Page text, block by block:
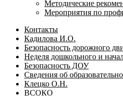
Методические
Мероприятия по
Контакты
Кадилова И.О.
Безопасность дорожного
Неделя дошкольного и
Безопасность ДОУ
Сведения об
Клецко О.Н.
ВСОКО